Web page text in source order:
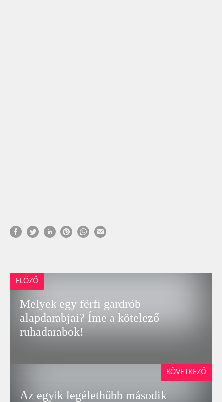
ELŐZŐ
Melyek egy férfi gardrób
alapdarabjai? Íme a kötelező
ruhadarabok!
Az egyik legélethűbb második
KÖVETKEZŐ